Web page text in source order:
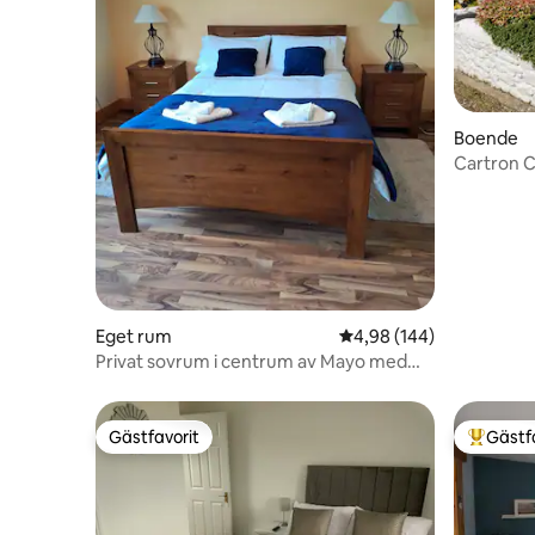
Eget rum 4,98 av 5 i
4,98 (144)
Privat sovrum i centrum av Mayo med
Boende
Cartron
Gästfavorit
Gästfavorit Populär